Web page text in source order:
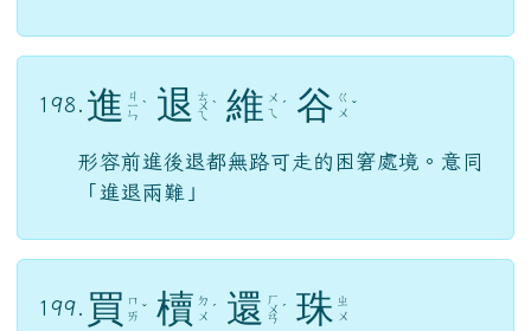
198. 進 ㄐ
ㄧ
ㄣ
ˋ 退 ㄊ
ㄨ
ㄟ
ˋ 維 ㄨ
ㄟ
ˊ 谷 ㄍ
ㄨ ˇ
形容前進後退都無路可走的困窘處境。意同
「進退兩難」
199. 買 ㄇ
ㄞ ˇ 櫝 ㄉ
ㄨ ˊ 還 ㄏ
ㄨ
ㄢ
ˊ 珠 ㄓ
ㄨ